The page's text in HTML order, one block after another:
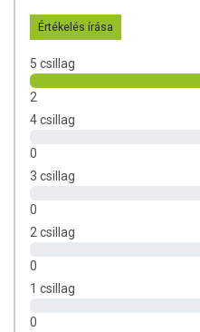
Értékelés írása
5 csillag
2
4 csillag
0
3 csillag
0
2 csillag
0
1 csillag
0